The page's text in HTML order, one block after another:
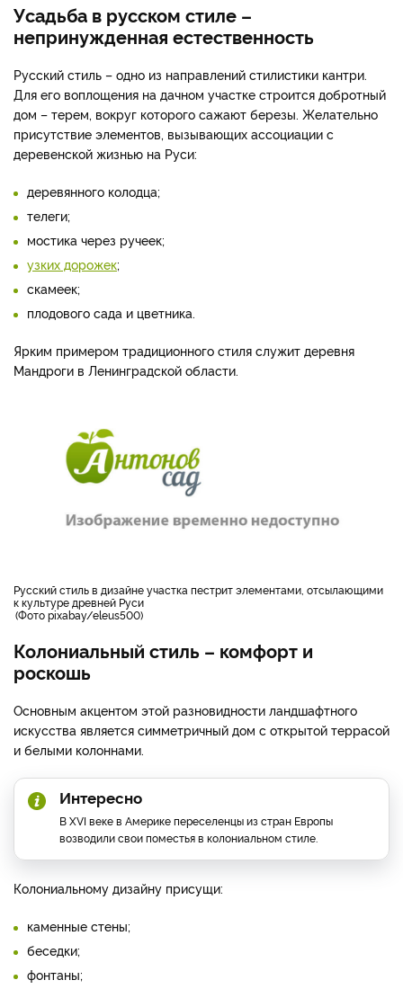
Усадьба в русском стиле –
непринужденная естественность
Русский стиль – одно из направлений стилистики кантри.
Для его воплощения на дачном участке строится добротный
дом – терем, вокруг которого сажают березы. Желательно
присутствие элементов, вызывающих ассоциации с
деревенской жизнью на Руси:
деревянного колодца;
телеги;
мостика через ручеек;
узких дорожек;
скамеек;
плодового сада и цветника.
Ярким примером традиционного стиля служит деревня
Мандроги в Ленинградской области.
русский стиль в дизайне участка пестрит элементами, отсылающими
к культуре древней Руси
Фото pixabay/eleus500
Колониальный стиль – комфорт и
роскошь
Основным акцентом этой разновидности ландшафтного
искусства является симметричный дом с открытой террасой
и белыми колоннами.
Интересно
В XVI веке в Америке переселенцы из стран Европы
возводили свои поместья в колониальном стиле.
Колониальному дизайну присущи:
каменные стены;
беседки;
фонтаны;